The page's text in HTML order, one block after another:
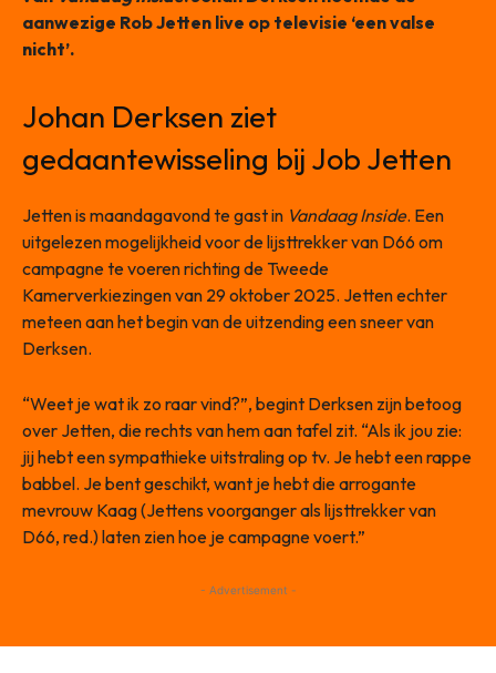
aanwezige Rob Jetten live op televisie ‘een valse
nicht’.
Johan Derksen ziet
gedaantewisseling bij Job Jetten
Jetten is maandagavond te gast in Vandaag Inside. Een
uitgelezen mogelijkheid voor de lijsttrekker van D66 om
campagne te voeren richting de Tweede
Kamerverkiezingen van 29 oktober 2025. Jetten echter
meteen aan het begin van de uitzending een sneer van
Derksen.
“Weet je wat ik zo raar vind?”, begint Derksen zijn betoog
over Jetten, die rechts van hem aan tafel zit. “Als ik jou zie:
jij hebt een sympathieke uitstraling op tv. Je hebt een rappe
babbel. Je bent geschikt, want je hebt die arrogante
mevrouw Kaag (Jettens voorganger als lijsttrekker van
D66, red.) laten zien hoe je campagne voert.”
- Advertisement -